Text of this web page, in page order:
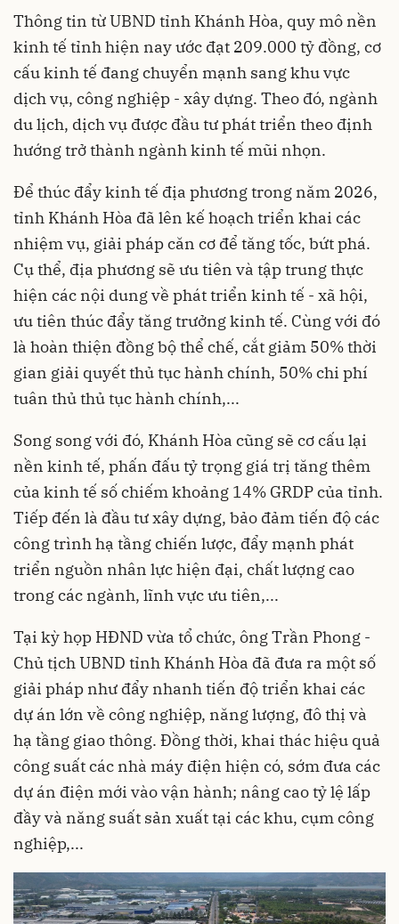
Thông tin từ UBND tỉnh Khánh Hòa, quy mô nền
kinh tế tỉnh hiện nay ước đạt 209.000 tỷ đồng, cơ
cấu kinh tế đang chuyển mạnh sang khu vực
dịch vụ, công nghiệp - xây dựng. Theo đó, ngành
du lịch, dịch vụ được đầu tư phát triển theo định
hướng trở thành ngành kinh tế mũi nhọn.
Để thúc đẩy kinh tế địa phương trong năm 2026,
tỉnh Khánh Hòa đã lên kế hoạch triển khai các
nhiệm vụ, giải pháp căn cơ để tăng tốc, bứt phá.
Cụ thể, địa phương sẽ ưu tiên và tập trung thực
hiện các nội dung về phát triển kinh tế - xã hội,
ưu tiên thúc đẩy tăng trưởng kinh tế. Cùng với đó
là hoàn thiện đồng bộ thể chế, cắt giảm 50% thời
gian giải quyết thủ tục hành chính, 50% chi phí
tuân thủ thủ tục hành chính,...
Song song với đó, Khánh Hòa cũng sẽ cơ cấu lại
nền kinh tế, phấn đấu tỷ trọng giá trị tăng thêm
của kinh tế số chiếm khoảng 14% GRDP của tỉnh.
Tiếp đến là đầu tư xây dựng, bảo đảm tiến độ các
công trình hạ tầng chiến lược, đẩy mạnh phát
triển nguồn nhân lực hiện đại, chất lượng cao
trong các ngành, lĩnh vực ưu tiên,...
Tại kỳ họp HĐND vừa tổ chức, ông Trần Phong -
Chủ tịch UBND tỉnh Khánh Hòa đã đưa ra một số
giải pháp như đẩy nhanh tiến độ triển khai các
dự án lớn về công nghiệp, năng lượng, đô thị và
hạ tầng giao thông. Đồng thời, khai thác hiệu quả
công suất các nhà máy điện hiện có, sớm đưa các
dự án điện mới vào vận hành; nâng cao tỷ lệ lấp
đầy và năng suất sản xuất tại các khu, cụm công
nghiệp,...